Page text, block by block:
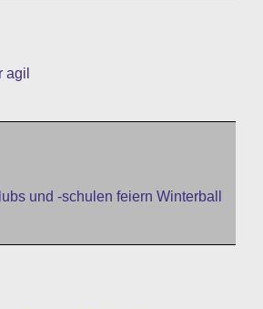
agil
und -schulen feiern Winterball